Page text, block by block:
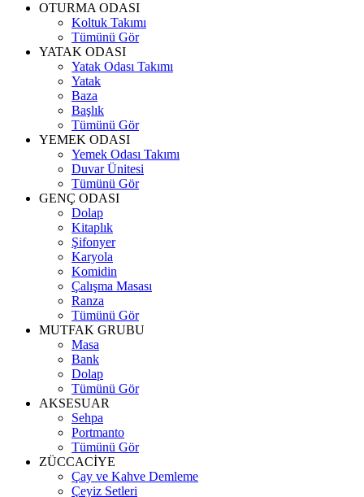
OTURMA ODASI
Koltuk Takımı
Tümünü Gör
YATAK ODASI
Yatak Odası Takımı
Yatak
Baza
Başlık
Tümünü Gör
YEMEK ODASI
Yemek Odası Takımı
Duvar Ünitesi
Tümünü Gör
GENÇ ODASI
Dolap
Kitaplık
Şifonyer
Karyola
Komidin
Çalışma Masası
Ranza
Tümünü Gör
MUTFAK GRUBU
Masa
Bank
Dolap
Tümünü Gör
AKSESUAR
Sehpa
Portmanto
Tümünü Gör
ZÜCCACİYE
Çay ve Kahve Demleme
Çeyiz Setleri